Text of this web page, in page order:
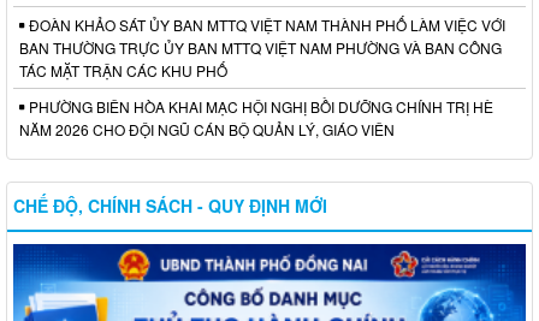
ĐOÀN KHẢO SÁT ỦY BAN MTTQ VIỆT NAM THÀNH PHỐ LÀM VIỆC VỚI
BAN THƯỜNG TRỰC ỦY BAN MTTQ VIỆT NAM PHƯỜNG VÀ BAN CÔNG
TÁC MẶT TRẬN CÁC KHU PHỐ
PHƯỜNG BIÊN HÒA KHAI MẠC HỘI NGHỊ BỒI DƯỠNG CHÍNH TRỊ HÈ
NĂM 2026 CHO ĐỘI NGŨ CÁN BỘ QUẢN LÝ, GIÁO VIÊN
CHẾ ĐỘ, CHÍNH SÁCH - QUY ĐỊNH MỚI